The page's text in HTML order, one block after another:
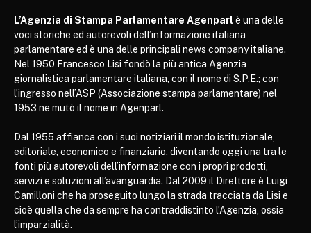
L’Agenzia di Stampa Parlamentare Agenparl è una delle
voci storiche ed autorevoli dell’informazione italiana
parlamentare ed è una delle principali news company italiane.
Nel 1950 Francesco Lisi fondò la più antica Agenzia
giornalistica parlamentare italiana, con il nome di S.P.E.; con
l’ingresso nell’ASP (Associazione stampa parlamentare) nel
1953 ne mutò il nome in Agenparl.
Dal 1955 affianca con i suoi notiziari il mondo istituzionale,
editoriale, economico e finanziario, diventando oggi una tra le
fonti più autorevoli dell’informazione con i propri prodotti,
servizi e soluzioni all’avanguardia. Dal 2009 il Direttore è Luigi
Camilloni che ha proseguito lungo la strada tracciata da Lisi e
cioè quella che da sempre ha contraddistinto l’Agenzia, ossia
l’imparzialità.